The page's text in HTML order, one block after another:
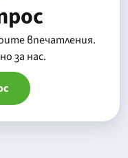
впечатления.
за нас.